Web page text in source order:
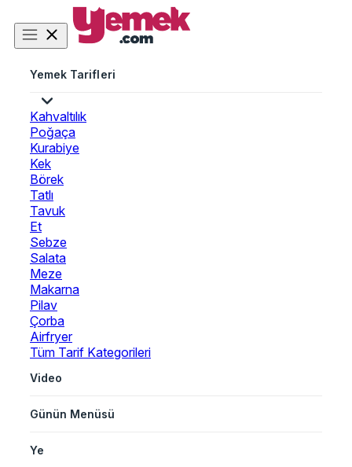
Yemek Tarifleri
Kahvaltılık
Poğaça
Kurabiye
Kek
Börek
Tatlı
Tavuk
Et
Sebze
Salata
Meze
Makarna
Pilav
Çorba
Airfryer
Tüm Tarif Kategorileri
Video
Günün Menüsü
Ye